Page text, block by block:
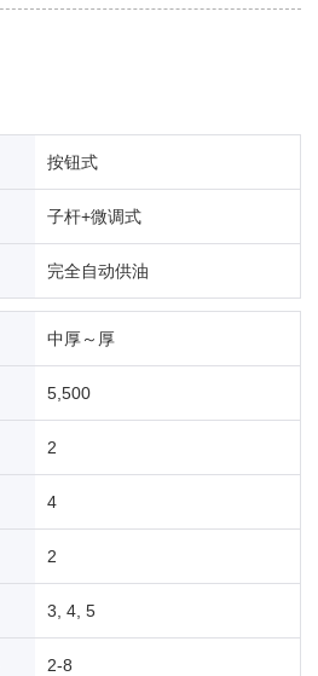
按钮式
子杆+微调式
完全自动供油
中厚～厚
5,500
2
4
2
3, 4, 5
2-8